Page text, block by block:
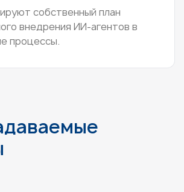
собственный план
внедрения ИИ-агентов в
процессы.